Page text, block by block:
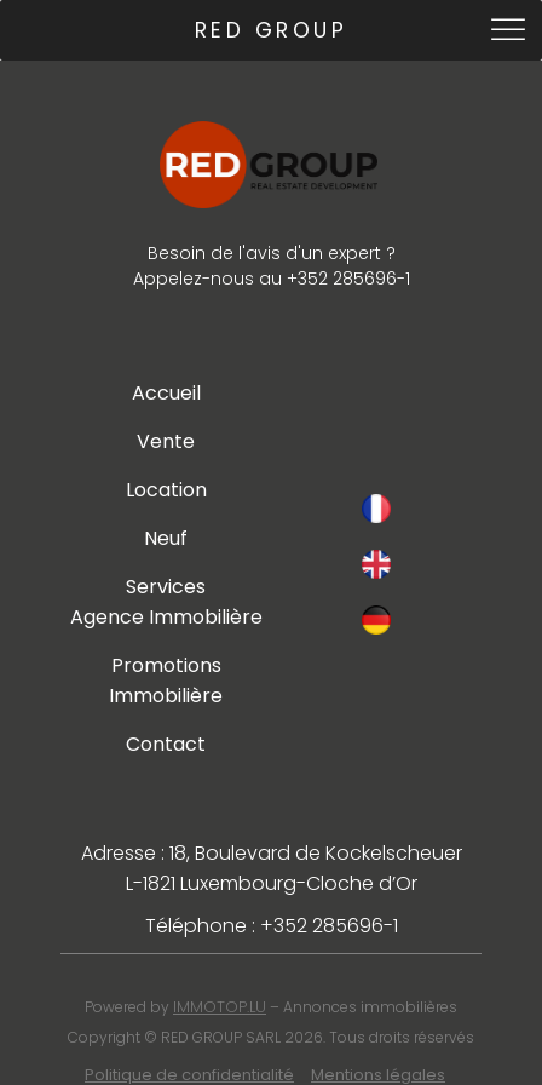
RED GROUP
Besoin de l'avis d'un expert ?
Appelez-nous au +352 285696-1
Accueil
Vente
Location
Neuf
Services
Agence Immobilière
Promotions
Immobilière
Contact
Adresse : 18, Boulevard de Kockelscheuer
L-1821 Luxembourg-Cloche d’Or
Téléphone : +352 285696-1
Powered by IMMOTOP.LU – Annonces immobilières
Copyright © RED GROUP SARL 2026. Tous droits réservés
Politique de confidentialité Mentions légales